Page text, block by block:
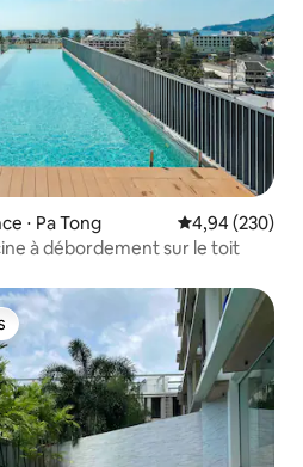
⋅ Pa Tong Évaluation
4,94 (230)
à débordement sur le toit